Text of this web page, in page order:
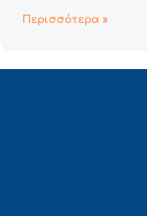
Περισσότερα »